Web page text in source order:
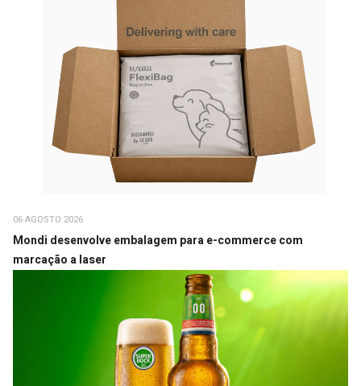
06 AGOSTO 2026
Mondi desenvolve embalagem para e-commerce com
marcação a laser